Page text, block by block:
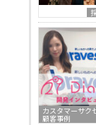
カスタマーサク
顧客事例